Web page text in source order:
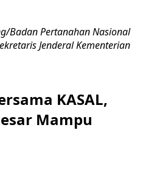
Badan Pertanahan Nasional
Jenderal Kementerian
KASAL,
Mampu